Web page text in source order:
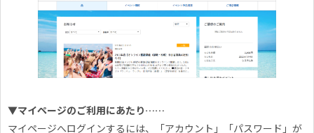
▼マイページのご利用にあたり……
マイページへログインするには、「アカウント」「パスワード」が